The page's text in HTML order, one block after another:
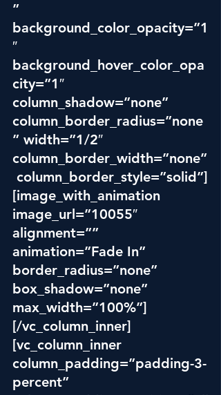
”
background_color_opacity=”1
″
background_hover_color_opa
city=”1″
column_shadow=”none”
column_border_radius=”none
” width=”1/2″
column_border_width=”none”
column_border_style=”solid”]
[image_with_animation
image_url=”10055″
alignment=””
animation=”Fade In”
border_radius=”none”
box_shadow=”none”
max_width=”100%”]
[/vc_column_inner]
[vc_column_inner
column_padding=”padding-3-
percent”